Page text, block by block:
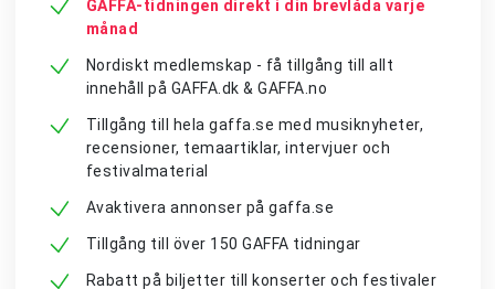
GAFFA-tidningen direkt i din brevlåda varje
månad
Nordiskt medlemskap - få tillgång till allt
innehåll på GAFFA.dk & GAFFA.no
Tillgång till hela gaffa.se med musiknyheter,
recensioner, temaartiklar, intervjuer och
festivalmaterial
Avaktivera annonser på gaffa.se
Tillgång till över 150 GAFFA tidningar
Rabatt på biljetter till konserter och festivaler